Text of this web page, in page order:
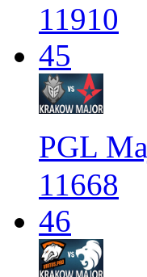
11910
45
PGL
11668
46